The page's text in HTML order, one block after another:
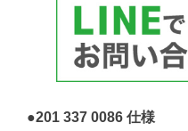
●201 337 0086 仕様